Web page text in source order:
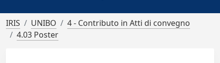
IRIS UNIBO
4 - Contributo in Atti di convegno
4.03 Poster